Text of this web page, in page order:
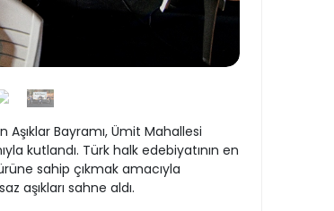
Bayramı, Ümit Mahallesi
kutlandı. Türk halk edebiyatının en
sahip çıkmak amacıyla
aşıkları sahne aldı.